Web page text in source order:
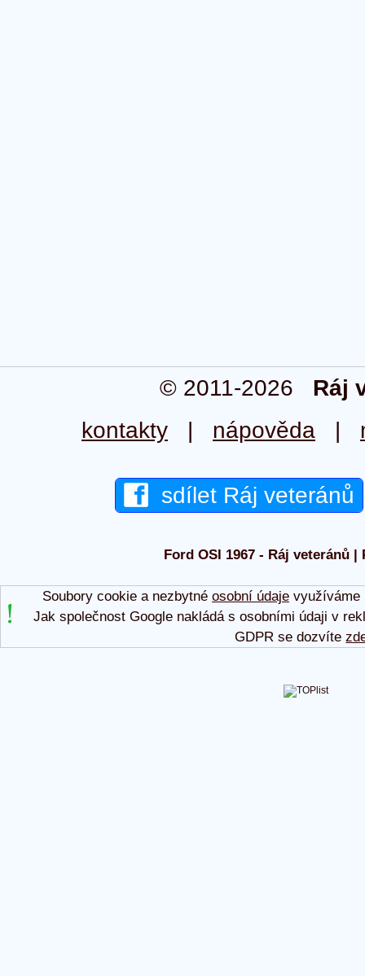
© 2011-2026 Ráj
kontakty | nápověda |
sdílet Ráj veteránů
Ford OSI 1967 - Ráj veteránů |
Soubory cookie a nezbytné osobní údajevyužíváme
Jak společnost Google nakládá s osobními údaji v
GDPR se dozvíte